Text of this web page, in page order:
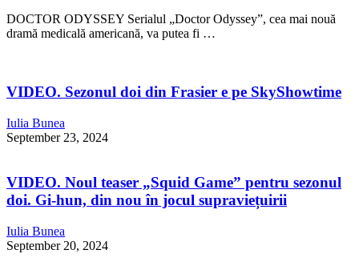
DOCTOR ODYSSEY Serialul „Doctor Odyssey”, cea mai nouă
dramă medicală americană, va putea fi …
VIDEO. Sezonul doi din Frasier e pe SkyShowtime
Iulia Bunea
September 23, 2024
VIDEO. Noul teaser „Squid Game” pentru sezonul
doi. Gi-hun, din nou în jocul supraviețuirii
Iulia Bunea
September 20, 2024